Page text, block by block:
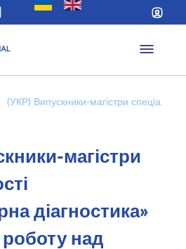
(УКР) Випускники-магістри
магістри
діагностика»
над